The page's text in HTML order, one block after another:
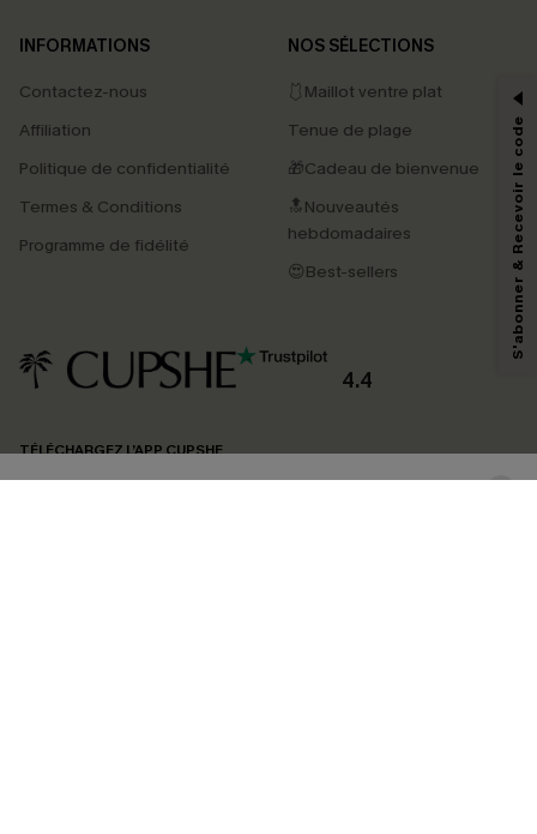
INFORMATIONS
Contactez-nous
Affiliation
Politique de confidentialité
Termes & Conditions
Programme de fidélité
NOS SÉLECTIONS
🩱Maillot ventre plat
Tenue de plage
🎁Cadeau de bienvenue
🔝Nouveautés
hebdomadaires
😍Best-sellers
4.4
TÉLÉCHARGEZ L’APP CUPSHE
PROFITEZ DE -15%
-15% dès 2 Achetés par E-mail
*Un code par commande, valable une seule fois.
En soumettant votre adresse e-mail, vous acceptez de recevoir des e-mails
marketing (y compris du contenu généré par l'IA) de Cupshe et
reconnaissez avoir pris connaissance de nos
pouvons utiliser les données collectées sur notre site ainsi que des
produits susceptibles de vous intéresser, conformément à notre
Politique de
confidentialité
. Vous pouvez vous désabonner à tout moment.
S'abonner & Recevoir le code